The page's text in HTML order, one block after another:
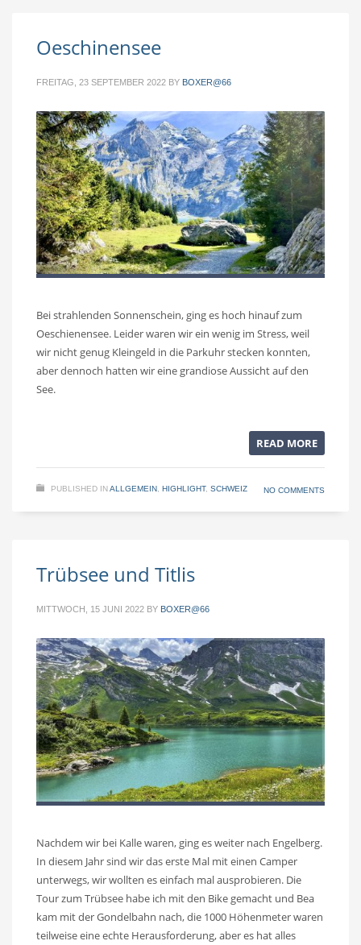
Oeschinensee
FREITAG, 23 SEPTEMBER 2022 BY BOXER@66
Bei strahlenden Sonnenschein, ging es hoch hinauf zum
Oeschienensee. Leider waren wir ein wenig im Stress, weil
wir nicht genug Kleingeld in die Parkuhr stecken konnten,
aber dennoch hatten wir eine grandiose Aussicht auf den
See.
READ MORE
PUBLISHED INALLGEMEIN, HIGHLIGHT, SCHWEIZ NO COMMENTS
Trübsee und Titlis
MITTWOCH, 15 JUNI 2022 BY BOXER@66
Nachdem wir bei Kalle waren, ging es weiter nach Engelberg.
In diesem Jahr sind wir das erste Mal mit einen Camper
unterwegs, wir wollten es einfach mal ausprobieren. Die
Tour zum Trübsee habe ich mit den Bike gemacht und Bea
kam mit der Gondelbahn nach, die 1000 Höhenmeter waren
teilweise eine echte Herausforderung, aber es hat alles